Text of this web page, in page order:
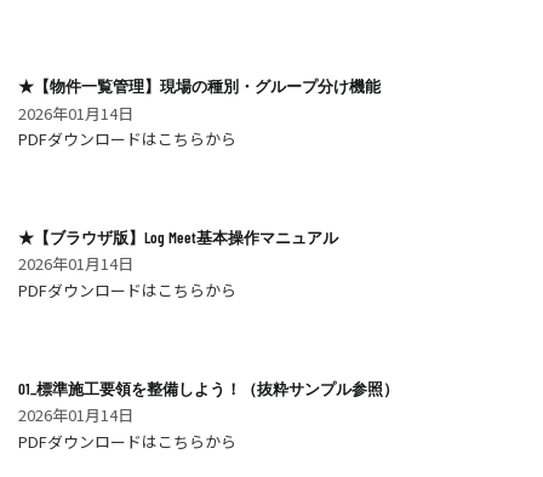
★【物件一覧管理】現場の種別・グループ分け機能
2026年01月14日
PDFダウンロードはこちらから
★【ブラウザ版】Log Meet基本操作マニュアル
2026年01月14日
PDFダウンロードはこちらから
01_標準施工要領を整備しよう！（抜粋サンプル参照）
2026年01月14日
PDFダウンロードはこちらから